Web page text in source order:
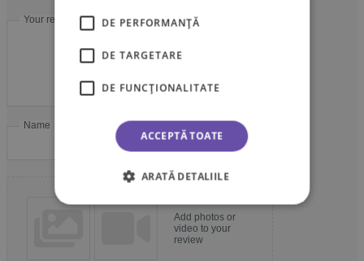
Your review
Name
Add photos or
video to your
review
DE PERFORMANȚĂ
DE TARGETARE
DE FUNCŢIONALITATE
ACCEPTĂ TOATE
ARATĂ DETALIILE